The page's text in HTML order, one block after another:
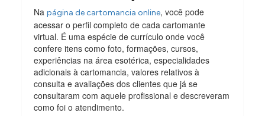
Napágina de cartomancia online, você pode
acessar o perfil completo de cada cartomante
virtual. É uma espécie de currículo onde você
confere itens como foto, formações, cursos,
experiências na área esotérica, especialidades
adicionais à cartomancia, valores relativos à
consulta e avaliações dos clientes que já se
consultaram com aquele profissional e descreveram
como foi o atendimento.